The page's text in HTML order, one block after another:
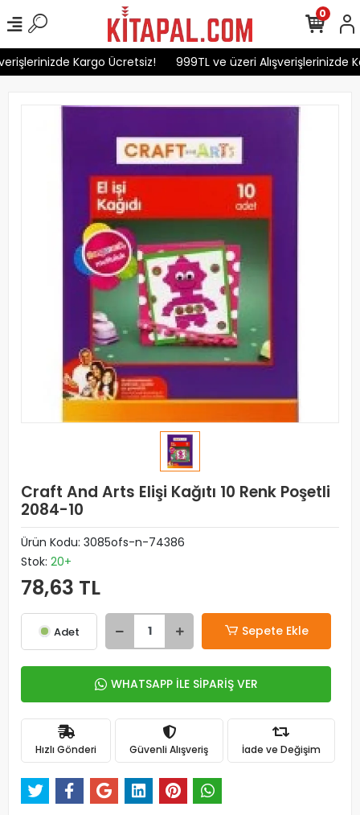
Kargo Ücretsiz! 999TL ve üzeri Alışverişlerinizde
0
Craft And Arts Elişi Kağıtı 10 Renk Poşetli
2084-10
Ürün Kodu: 3085ofs-n-74386
Stok: 20+
78,63 TL
Adet Sepete Ekle
WHATSAPP İLE SİPARİŞ VER
Hızlı Gönderi Güvenli Alışveriş İade ve Değişim